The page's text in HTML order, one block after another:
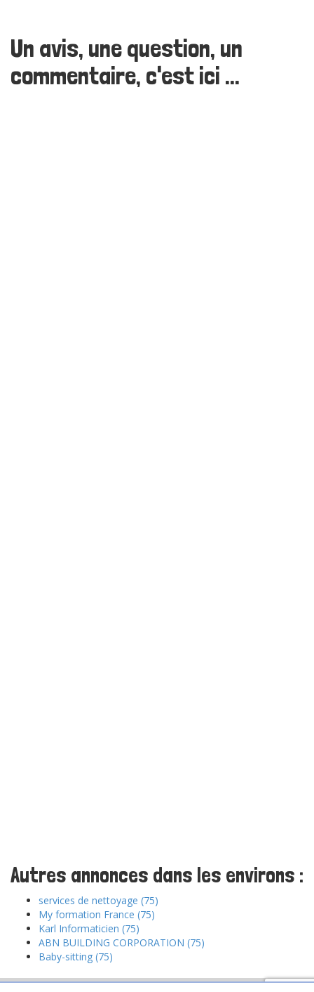
Un avis, une question, un
commentaire, c'est ici ...
Autres annonces dans les environs :
services de nettoyage (75)
My formation France (75)
Karl Informaticien (75)
ABN BUILDING CORPORATION (75)
Baby-sitting (75)